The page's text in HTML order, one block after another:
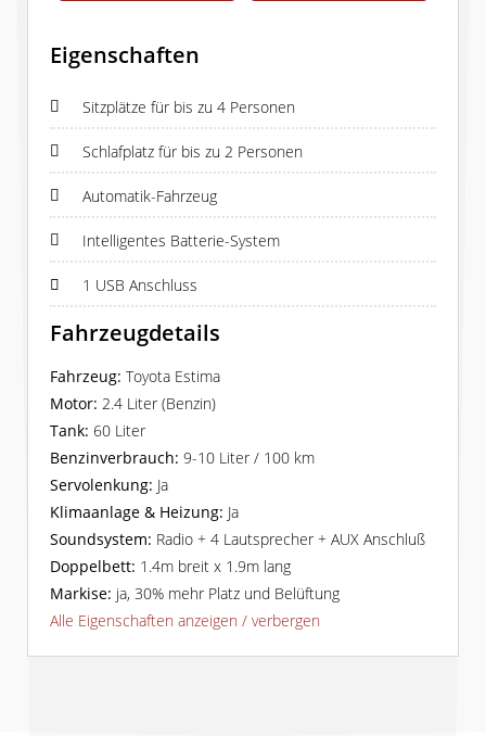
Eigenschaften
Sitzplätze für bis zu 4 Personen
Schlafplatz für bis zu 2 Personen
Automatik-Fahrzeug
Intelligentes Batterie-System
1 USB Anschluss
Fahrzeugdetails
Fahrzeug: Toyota Estima
Motor: 2.4 Liter (Benzin)
Tank: 60 Liter
Benzinverbrauch: 9-10 Liter / 100 km
Servolenkung: Ja
Klimaanlage & Heizung: Ja
Soundsystem: Radio + 4 Lautsprecher + AUX Anschluß
Doppelbett: 1.4m breit x 1.9m lang
Markise: ja, 30% mehr Platz und Belüftung
Alle Eigenschaften anzeigen / verbergen